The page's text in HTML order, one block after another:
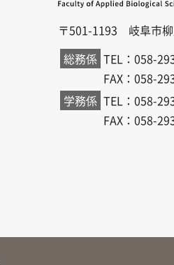
〒501-1193 岐阜市柳
総務係 TEL：058-
FAX：058-
学務係 TEL：058-
FAX：058-